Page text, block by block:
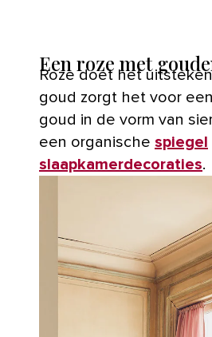
Een roze met
Roze doet het
goud zorgt het voor
goud in de vorm van
een organische spiegel
slaapkamerdecoraties.